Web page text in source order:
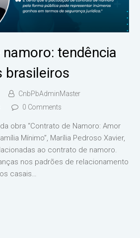
tendência
brasileiros
CnbPbAdminMaster
0 Comments
obra “Contrato de Namoro: Amor
Mínimo”, Marília Pedroso Xavier,
ao contrato de namoro.
nos padrões de relacionamento
casais…